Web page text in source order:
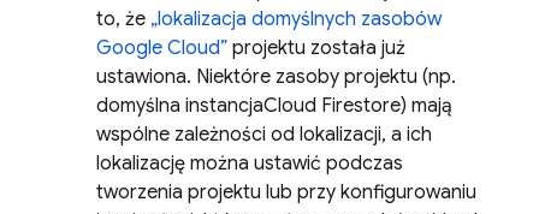
to, że „lokalizacja domyślnych zasobów
Google Cloud” projektu została już
ustawiona. Niektóre zasoby projektu (np.
domyślna instancjaCloud Firestore) mają
wspólne zależności od lokalizacji, a ich
lokalizację można ustawić podczas
tworzenia projektu lub przy konfigurowaniu